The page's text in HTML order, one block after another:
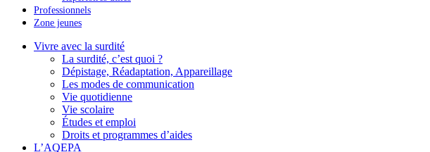
Professionnels
Zone jeunes
Vivre avec la surdité
La surdité, c’est quoi ?
Dépistage, Réadaptation, Appareillage
Les modes de communication
Vie quotidienne
Vie scolaire
Études et emploi
Droits et programmes d’aides
L’AQEPA